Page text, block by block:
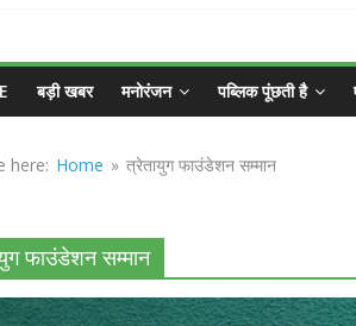
बड़ी खबर मनोरंजन पब्लिक पूंछती है
here: Home » त्रेतायुग फाउंडेशन सम्मान
फाउंडेशन सम्मान